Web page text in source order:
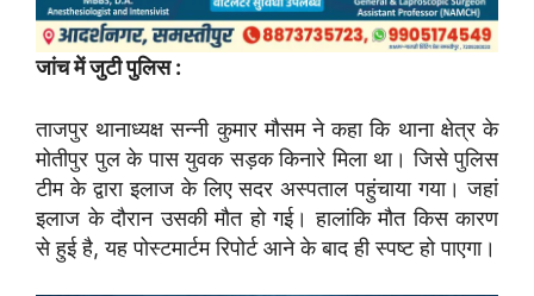
जांच में जुटी पुलिस :
ताजपुर थानाध्यक्ष सन्नी कुमार मौसम ने कहा कि थाना क्षेत्र के
मोतीपुर पुल के पास युवक सड़क किनारे मिला था। जिसे पुलिस
टीम के द्वारा इलाज के लिए सदर अस्पताल पहुंचाया गया। जहां
इलाज के दौरान उसकी मौत हो गई। हालांकि मौत किस कारण
से हुई है, यह पोस्टमार्टम रिपोर्ट आने के बाद ही स्पष्ट हो पाएगा।